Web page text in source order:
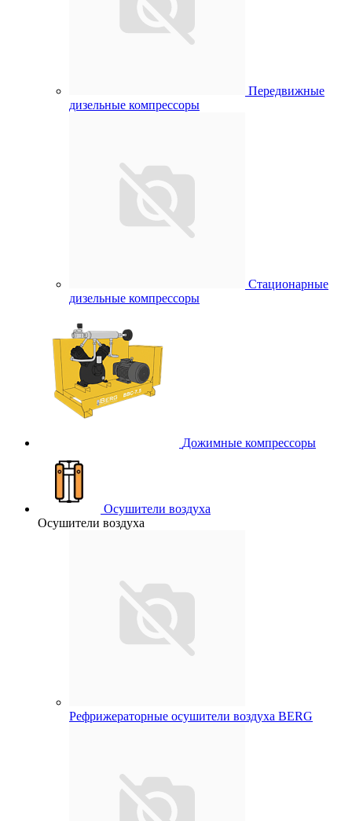
Передвижные
дизельные компрессоры
Стационарные
дизельные компрессоры
Дожимные компрессоры
Осушители воздуха
Осушители воздуха
Рефрижераторные осушители воздуха BERG